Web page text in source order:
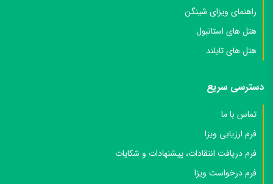
راهنمای ویزای شینگن
هتل های استانبول
هتل های تایلند
دسترسی سریع
تماس با ما
فرم ارزیابی ویزا
فرم دریافت انتقادات، پیشنهادات و شکایات
فرم درخواست ویزا